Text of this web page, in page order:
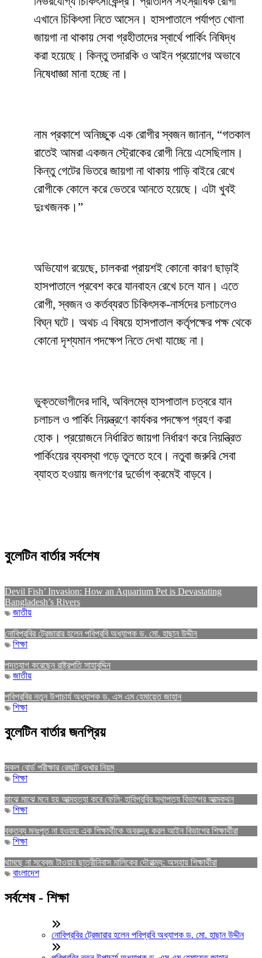
এখানে চিকিৎসা নিতে আসেন। হাসপাতালে পর্যাপ্ত খোলা
জায়গা না থাকায় সেবা গ্রহীতাদের স্বার্থে পার্কিং নিষিদ্ধ
করা হয়েছে। কিন্তু তদারকি ও আইন প্রয়োগের অভাবে
নিষেধাজ্ঞা মানা হচ্ছে না।
নাম প্রকাশে অনিচ্ছুক এক রোগীর স্বজন জানান, “গতকাল
রাতেই আমরা একজন স্ট্রোকের রোগী নিয়ে এসেছিলাম।
কিন্তু গেটের ভিতরে জায়গা না থাকায় গাড়ি বাইরে রেখে
রোগীকে কোলে করে ভেতরে আনতে হয়েছে। এটা খুবই
দুঃখজনক।”
অভিযোগ রয়েছে, চালকরা প্রায়শই কোনো কারণ ছাড়াই
হাসপাতালে প্রবেশ করে যানবাহন রেখে চলে যান। এতে
রোগী, স্বজন ও কর্তব্যরত চিকিৎসক-নার্সদের চলাচলেও
বিঘ্ন ঘটে। অথচ এ বিষয়ে হাসপাতাল কর্তৃপক্ষের পক্ষ থেকে
কোনো দৃশ্যমান পদক্ষেপ নিতে দেখা যাচ্ছে না।
ভুক্তভোগীদের দাবি, অবিলম্বে হাসপাতাল চত্বরে যান
চলাচল ও পার্কিং নিয়ন্ত্রণে কার্যকর পদক্ষেপ গ্রহণ করা
হোক। প্রয়োজনে নির্ধারিত জায়গা নির্ধারণ করে নিয়ন্ত্রিত
পার্কিংয়ের ব্যবস্থা গড়ে তুলতে হবে। নতুবা জরুরি সেবা
ব্যাহত হওয়ায় জনগণের দুর্ভোগ ক্রমেই বাড়বে।
বুলেটিন বার্তার সর্বশেষ
Devil Fish’ Invasion: How an Aquarium Pet is Devastating
Bangladesh’s Rivers
জাতীয়
নোবিপ্রবির ট্রেজারার হলেন পবিপ্রবি অধ্যাপক ড. মো. হাছান উদ্দীন
শিক্ষা
পদত্যাগ করেছেন রাষ্ট্রপতি সাহাবুদ্দিন
জাতীয়
পবিপ্রবির নতুন উপাচার্য অধ্যাপক ড. এস এম হেমায়েত জাহান
শিক্ষা
বুলেটিন বার্তার জনপ্রিয়
সকল বোর্ড পরীক্ষার রেজাল্ট দেখার নিয়ম
শিক্ষা
মাঝে মাঝে মনে হয় আত্মহত্যা করে ফেলি: হাবিপ্রবির স্থাপত্য বিভাগের আত্মকথন
শিক্ষা
বক্তব্য মনঃপুত না হওয়ায় এক শিক্ষার্থীকে অবরুদ্ধ করল আইন বিভাগের শিক্ষার্থীরা
শিক্ষা
থামছে না সব্বেজ টাওয়ার ছাত্রীনিবাস মালিকের দৌরাত্ম্য: অসহায় শিক্ষার্থীরা
বাংলাদেশ
সর্বশেষ - শিক্ষা
নোবিপ্রবির ট্রেজারার হলেন পবিপ্রবি অধ্যাপক ড. মো. হাছান উদ্দীন